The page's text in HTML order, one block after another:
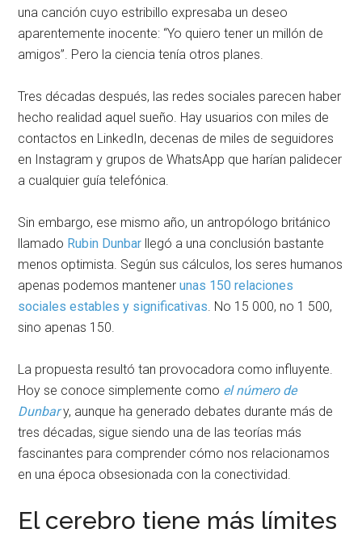
una canción cuyo estribillo expresaba un deseo
aparentemente inocente: “Yo quiero tener un millón de
amigos”. Pero la ciencia tenía otros planes.
Tres décadas después, las redes sociales parecen haber
hecho realidad aquel sueño. Hay usuarios con miles de
contactos en LinkedIn, decenas de miles de seguidores
en Instagram y grupos de WhatsApp que harían palidecer
a cualquier guía telefónica.
Sin embargo, ese mismo año, un antropólogo británico
llamado Rubin Dunbar llegó a una conclusión bastante
menos optimista. Según sus cálculos, los seres humanos
apenas podemos mantenerunas 150 relaciones
sociales estables y significativas . No 15 000, no 1 500,
sino apenas 150.
La propuesta resultó tan provocadora como influyente.
Hoy se conoce simplemente como el número de
Dunbary, aunque ha generado debates durante más de
tres décadas, sigue siendo una de las teorías más
fascinantes para comprender cómo nos relacionamos
en una época obsesionada con la conectividad.
El cerebro tiene más límites